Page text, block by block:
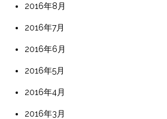
2016年8月
2016年7月
2016年6月
2016年5月
2016年4月
2016年3月